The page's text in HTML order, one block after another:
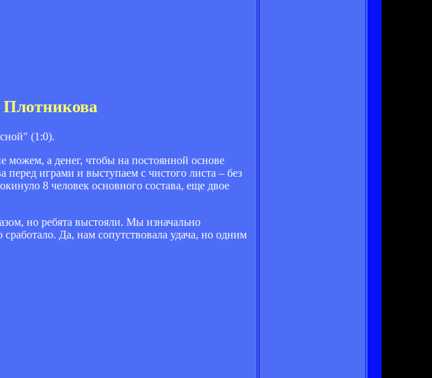
Плотникова
(1:0).
а денег, чтобы на постоянной основе
перед играми и выступаем с чистого листа – без
8 человек основного состава, еще двое
но ребята выстояли. Мы изначально
Да, нам сопутствовала удача, но одним